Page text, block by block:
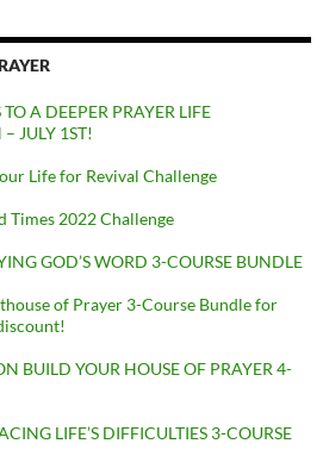
A DEEPER PRAYER LIFE
JULY 1ST!
Life for Revival Challenge
Times 2022 Challenge
GOD’S WORD 3-COURSE BUNDLE
of Prayer 3-Course Bundle for
BUILD YOUR HOUSE OF PRAYER 4-
LIFE’S DIFFICULTIES 3-COURSE